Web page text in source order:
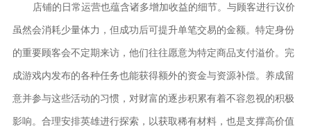
店铺的日常运营也蕴含诸多增加收益的细节。与顾客进行议价
虽然会消耗少量体力，但成功后可提升单笔交易的金额。特定身份
的重要顾客会不定期来访，他们往往愿意为特定商品支付溢价。完
成游戏内发布的各种任务也能获得额外的资金与资源补偿。养成留
意并参与这些活动的习惯，对财富的逐步积累有着不容忽视的积极
影响。合理安排英雄进行探索，以获取稀有材料，也是支撑高价值